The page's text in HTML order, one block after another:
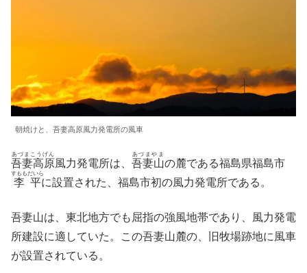
朝焼けと、吾妻高原風力発電所の風車
吾妻⾼原
あづまこうげん
⾵⼒発電所は、 吾妻山
あづまやま
の麓である福島県福島市
李平
すももだいら
に設置された、福島市初の風力発電所である。
吾妻山は、東北地方でも屈指の強風地帯であり、風力発電
所建設に適していた。この吾妻山麓の、旧牧場跡地に風車
が設置されている。